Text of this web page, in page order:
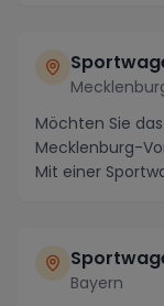
Möchten Sie
Mecklenburg-
Mit einer
Bayern